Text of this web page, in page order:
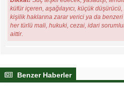
küfür içeren, aşağılayıcı, küçük
kişilik haklarına zarar verici ya da
her türlü mali, hukuki, cezai, idari
aittir.
Benzer Haberler